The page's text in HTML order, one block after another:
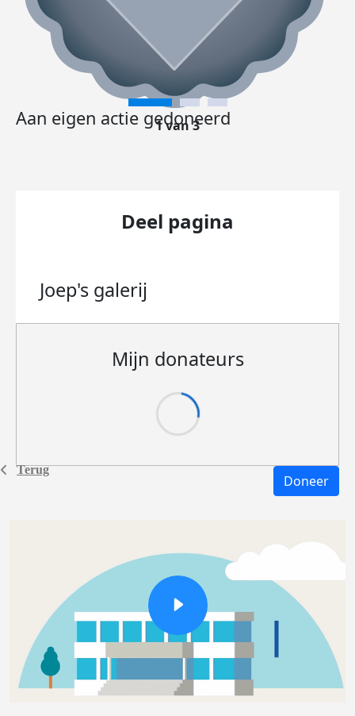
Terug
Aan eigen actie gedoneerd
1 van 3
Deel pagina
Joep's galerij
Mijn donateurs
Doneer